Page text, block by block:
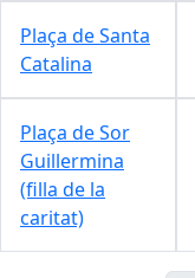
Plaça de Santa
Catalina
Plaça de Sor
Guillermina
(filla de la
caritat)